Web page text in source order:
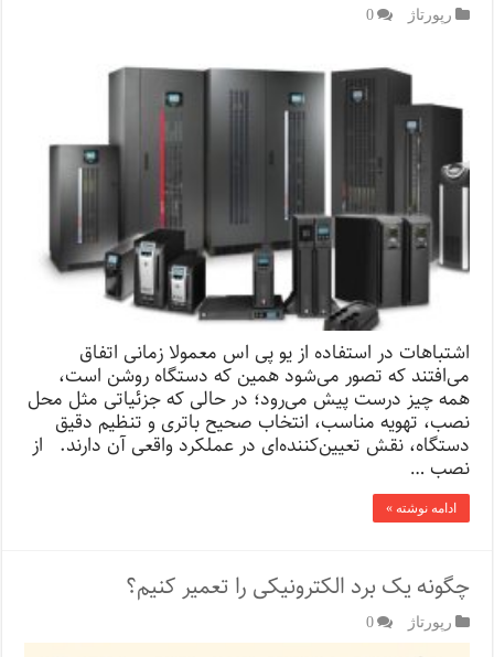
رپورتاژ‌ 0
اشتباهات در استفاده از یو پی اس معمولا زمانی اتفاق
می‌افتند که تصور می‌شود همین که دستگاه روشن است،
همه چیز درست پیش می‌رود؛ در حالی که جزئیاتی مثل محل
نصب، تهویه مناسب، انتخاب صحیح باتری و تنظیم دقیق
دستگاه، نقش تعیین‌کننده‌ای در عملکرد واقعی آن دارند. از
نصب …
ادامه نوشته »
چگونه یک برد الکترونیکی را تعمیر کنیم؟
رپورتاژ‌ 0